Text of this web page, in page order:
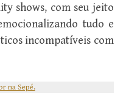
shows, com seu jeito
tudo e
incompatíveis com
na Sepé.